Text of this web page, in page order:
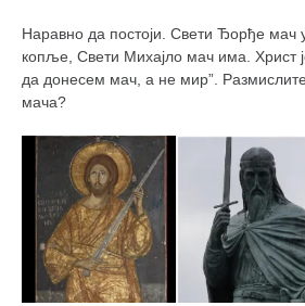
Наравно да постоји. Свети Ђорђе мач
копље, Свети Михајло мач има. Христ
да донесем мач, а не мир”.
мача?